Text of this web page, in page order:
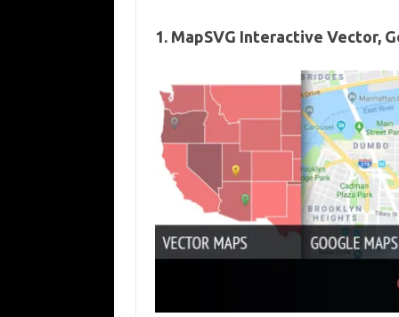
1. MapSVG Interactive Vector,